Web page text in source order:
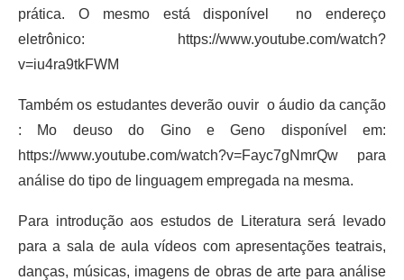
prática. O mesmo está disponível no endereço
eletrônico: https://www.youtube.com/watch?
v=iu4ra9tkFWM
Também os estudantes deverão ouvir o áudio da canção
: Mo deuso do Gino e Geno disponível em:
https://www.youtube.com/watch?v=Fayc7gNmrQw para
análise do tipo de linguagem empregada na mesma.
Para introdução aos estudos de Literatura será levado
para a sala de aula vídeos com apresentações teatrais,
danças, músicas, imagens de obras de arte para análise